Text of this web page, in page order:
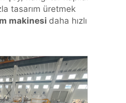
tasarım üretmek
makinesi daha hızlı